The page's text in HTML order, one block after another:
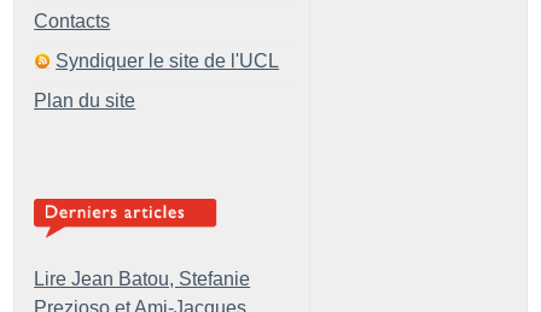
Contacts
Syndiquer le site de l'UCL
Plan du site
Lire Jean Batou, Stefanie
Prezioso et Ami-Jacques